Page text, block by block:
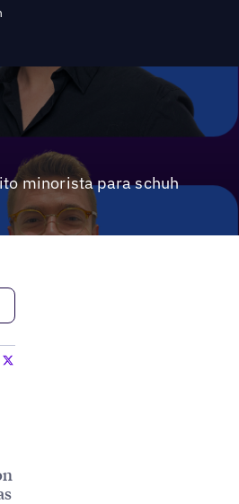
minorista para schuh